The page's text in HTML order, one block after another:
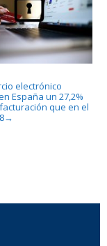
electrónico
España un 27,2%
que en el
→